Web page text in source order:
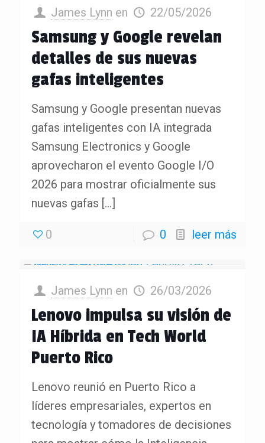
James Lynn en 22/05/2026
Samsung y Google revelan
detalles de sus nuevas
gafas inteligentes
Samsung y Google presentan nuevas
gafas inteligentes con IA integrada
Samsung Electronics y Google
aprovecharon el evento Google I/O
2026 para mostrar oficialmente sus
nuevas gafas […]
0 0 leer más
James Lynn en 26/03/2026
Lenovo impulsa su visión de
IA Híbrida en Tech World
Puerto Rico
Lenovo reunió en Puerto Rico a
líderes empresariales, expertos en
tecnología y tomadores de decisiones